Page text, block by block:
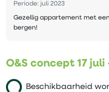
Periode: juli 2023
Gezellig appartement met
bergen!
O&S concept 17 juli
Beschikbaarheid